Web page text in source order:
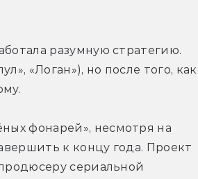
разумную стратегию.
«Логан»), но после того, как
фонарей», несмотря на
к концу года. Проект
сериальной